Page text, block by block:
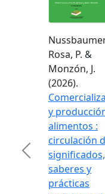
Rosa, P. &
Monzón, J.
(2026).
y
alimentos :
circulación
significados,
saberes y
prácticas
Previous